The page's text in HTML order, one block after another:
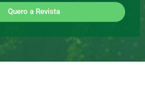
Quero a Revista